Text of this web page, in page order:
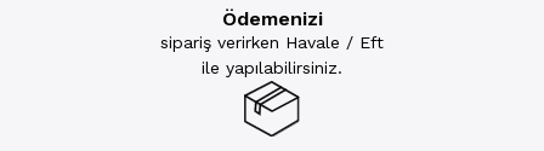
Ödemenizi
sipariş verirken Havale / Eft
ile yapılabilirsiniz.